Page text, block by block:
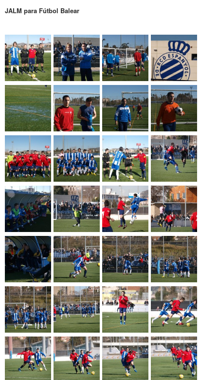
JALM para Fútbol Balear